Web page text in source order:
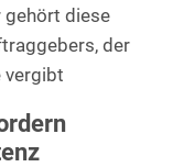
gehört diese
der
vergibt